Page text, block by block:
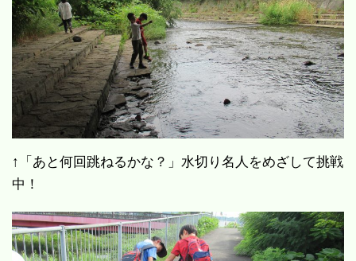
↑「あと何回跳ねるかな？」水切り名人をめざして挑戦
中！